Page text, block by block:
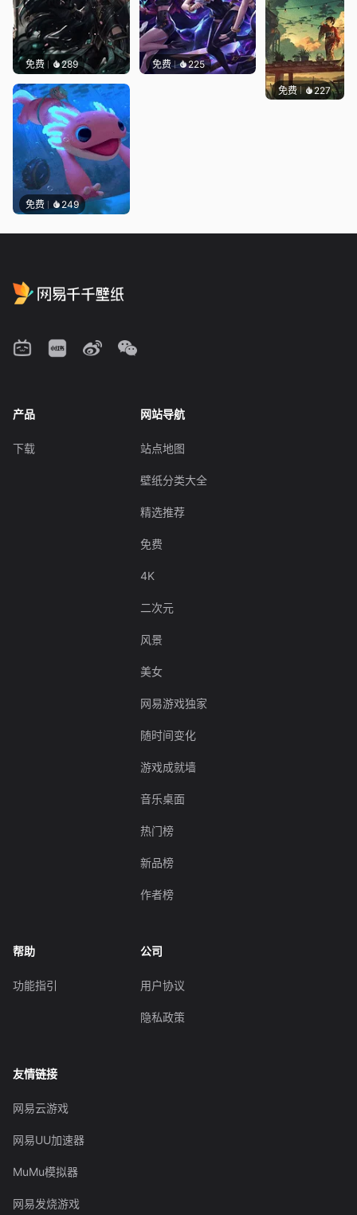
免费 289 免费 225
免费 249
免费 227Max
产品
下载
网站导航
站点地图
壁纸分类大全
精选推荐
免费
4K
二次元
风景
美女
网易游戏独家
随时间变化
游戏成就墙
音乐桌面
热门榜
新品榜
作者榜
帮助
功能指引
公司
用户协议
隐私政策
友情链接
网易云游戏
网易UU加速器
MuMu模拟器
网易发烧游戏